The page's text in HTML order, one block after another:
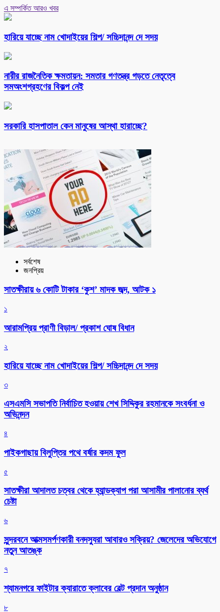
এ সম্পর্কিত আরও খবর
হারিয়ে যাচ্ছে নাম খোদাইয়ের শিল্প/ সচ্চিদানন্দ দে সদয়
নারীর রাজনৈতিক ক্ষমতায়ন: সমতার গণতন্ত্র গড়তে নেতৃত্বে
সমঅংশগ্রহণের বিকল্প নেই
সরকারি হাসপাতাল কেন মানুষের আস্থা হারাচ্ছে?
সর্বশেষ
জনপ্রিয়
সাতক্ষীরায় ৬ কোটি টাকার ‘কুশ’ মাদক জব্দ, আটক ১
১
আরামপ্রিয় প্রাণী বিড়াল/ প্রকাশ ঘোষ বিধান
২
হারিয়ে যাচ্ছে নাম খোদাইয়ের শিল্প/ সচ্চিদানন্দ দে সদয়
৩
এসএমসি সভাপতি নির্বাচিত হওয়ায় শেখ সিদ্দিকুর রহমানকে সংবর্ধনা ও
অভিনন্দন
৪
পাইকগাছায় বিলুপ্তির পথে বর্ষার কদম ফুল
৫
সাতক্ষীরা আদালত চত্বর থেকে হ্যান্ডক্যাপ পরা আসামীর পালানোর ব্যর্থ
চেষ্টা
৬
সুন্দরবনে আত্মসমর্পণকারী বনদস্যুরা আবারও সক্রিয়? জেলেদের অভিযোগে
নতুন আতঙ্ক
৭
শ্যামনগরে ফাইটার ক্যারাতে ক্লাবের বেল্ট প্রদান অনুষ্ঠান
৮